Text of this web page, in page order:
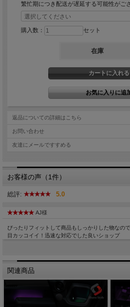
繁忙期につき配送が遅延する可能性がご
購入数： セット
在庫
返品についての詳細はこちら
お問い合わせ
友達にメールですすめる
お客様の声（1件）
総評: 5.0
AJ様
ぴったりフィットして商品もしっかりした物なの
目カッコイイ！迅速な対応でした良いショップ
関連商品